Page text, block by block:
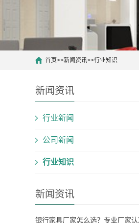
首页>>新闻资讯>>行业知识
新闻资讯
行业新闻
公司新闻
行业知识
新闻资讯